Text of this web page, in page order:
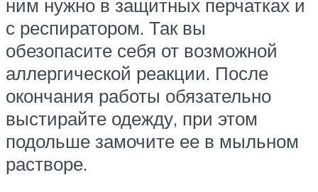
ним нужно в защитных перчатках и
с респиратором. Так вы
обезопасите себя от возможной
аллергической реакции. После
окончания работы обязательно
выстирайте одежду, при этом
подольше замочите ее в мыльном
растворе.